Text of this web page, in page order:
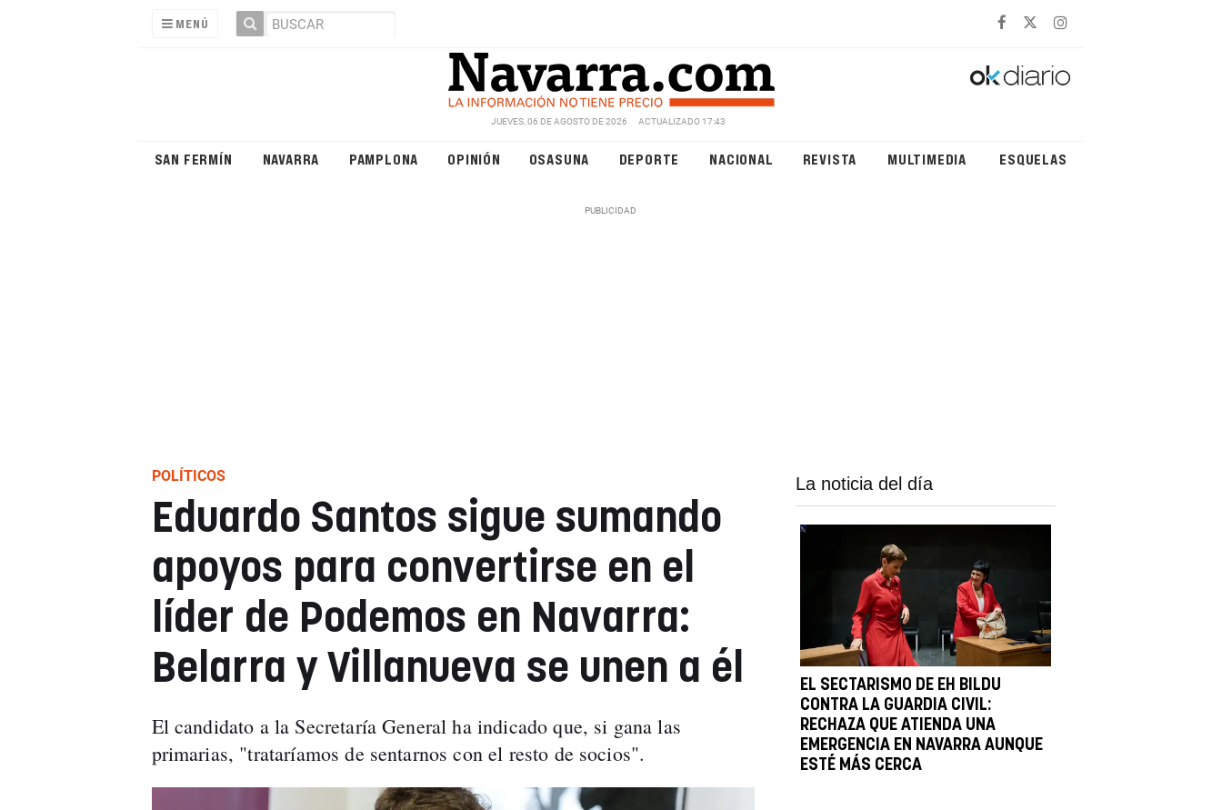
MENÚ
JUEVES, 06 DE AGOSTO DE 2026 ACTUALIZADO 17:43
SAN FERMÍN NAVARRA PAMPLONA OPINIÓN OSASUNA DEPORTE NACIONAL REVISTA MULTIMEDIA ESQUELAS
POLÍTICOS
Eduardo Santos sigue sumando
apoyos para convertirse en el
líder de Podemos en Navarra:
Belarra y Villanueva se unen a él
El candidato a la Secretaría General ha indicado que, si gana las
primarias, "trataríamos de sentarnos con el resto de socios".
La noticia del día
EL SECTARISMO DE EH BILDU
CONTRA LA GUARDIA CIVIL:
RECHAZA QUE ATIENDA UNA
EMERGENCIA EN NAVARRA AUNQUE
ESTÉ MÁS CERCA